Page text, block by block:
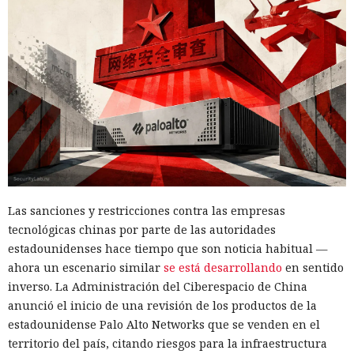
Las sanciones y restricciones contra las empresas
tecnológicas chinas por parte de las autoridades
estadounidenses hace tiempo que son noticia habitual —
ahora un escenario similar se está desarrollando en sentido
inverso. La Administración del Ciberespacio de China
anunció el inicio de una revisión de los productos de la
estadounidense Palo Alto Networks que se venden en el
territorio del país, citando riesgos para la infraestructura